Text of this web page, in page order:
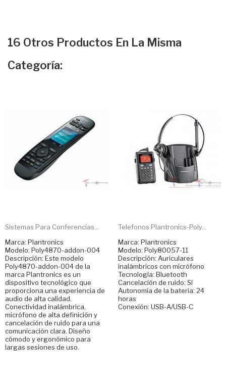
16 Otros Productos En La Misma
Categoría:
Sistemas Para Conferencias...
Marca: Plantronics
Modelo: Poly4870-addon-004
Descripción: Este modelo
Poly4870-addon-004 de la
marca Plantronics es un
dispositivo tecnológico que
proporciona una experiencia de
audio de alta calidad.
Conectividad inalámbrica,
micrófono de alta definición y
cancelación de ruido para una
comunicación clara. Diseño
cómodo y ergonómico para
largas sesiones de uso.
Telefonos Plantronics-Poly...
Marca: Plantronics
Modelo: Poly80057-11
Descripción: Auriculares
inalámbricos con micrófono
Tecnología: Bluetooth
Cancelación de ruido: Sí
Autonomía de la batería: 24
horas
Conexión: USB-A/USB-C